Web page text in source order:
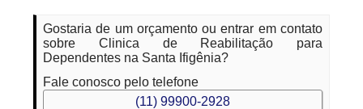
Gostaria de um orçamento ou entrar em contato
sobre Clinica de Reabilitação para
Dependentes na Santa Ifigênia?
Fale conosco pelo telefone
(11) 99900-2928